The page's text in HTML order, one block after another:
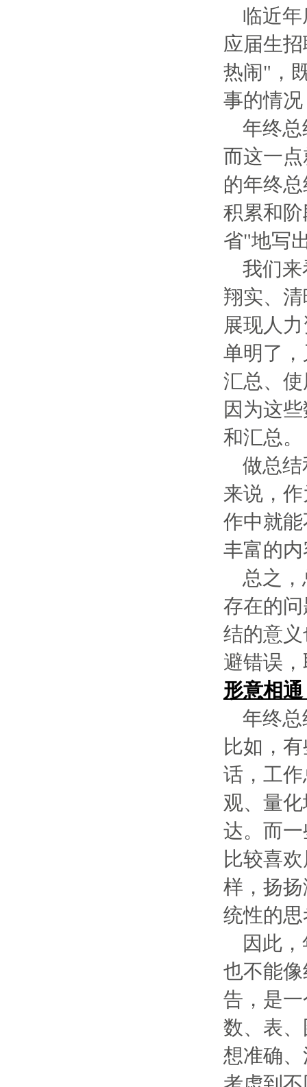
临近
应届生
热闹"，
事的情
年终
而这一
的年终
积累和
省"地写
我们
翔实、
展现人
单明了
汇总、
因为这
和汇总。
做总
来说，
作中就
丰富的
总之
存在的
结的意
避错误
形意相
年终
比如，
话，工
观、量
达。而
比较喜
样，扬
统性的
因此
也不能
告，是
数、表
想准确